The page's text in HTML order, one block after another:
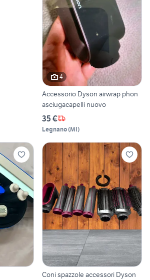
4
Accessorio Dyson airwrap phon
asciugacapelli nuovo
35 €
Legnano(MI)
Coni spazzole accessori Dyson